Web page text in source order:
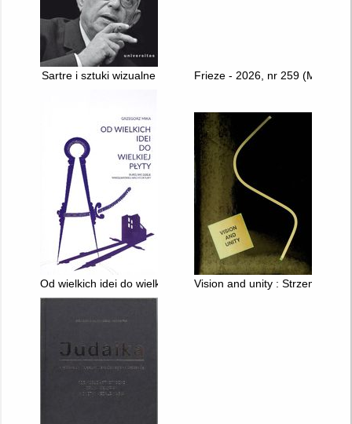
Sartre i sztuki wizualne Frieze - 2026, nr 259 (May)
Od wielkich idei do wielkiej płyty : burzliwe dzieje
Vision and unity : Strzemiński